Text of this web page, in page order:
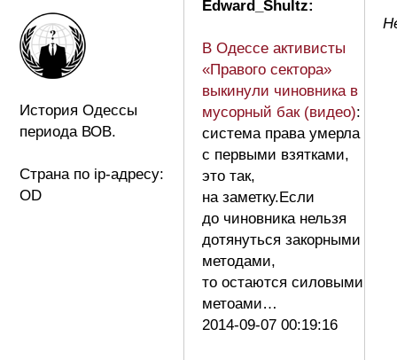
История Одессы
периода ВОВ.
Страна по ip-адресу:
OD
Edward_Shultz:
В Одессе активисты
«Правого сектора»
выкинули чиновника в
мусорный бак (видео):
система права умерла
с первыми взятками,
это так,
на заметку.Если
до чиновника нельзя
дотянуться закорными
методами,
то остаются силовыми
метоами…
2014-09-07 00:19:16